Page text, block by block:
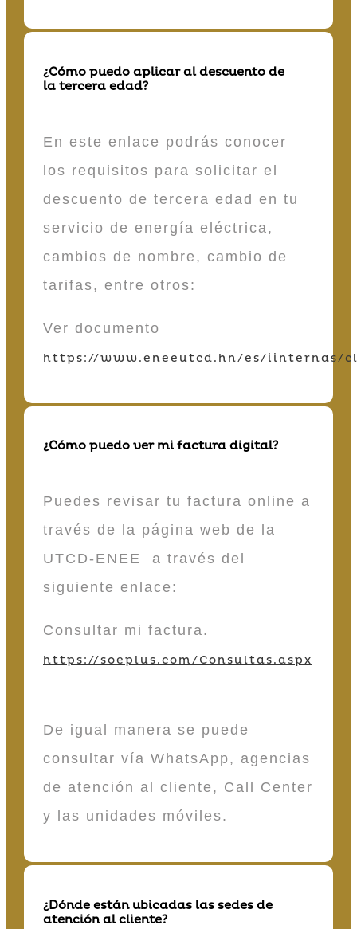
¿Cómo puedo aplicar al descuento de
la tercera edad?
En este enlace podrás conocer
los requisitos para solicitar el
descuento de tercera edad en tu
servicio de energía eléctrica,
cambios de nombre, cambio de
tarifas, entre otros:
Ver documento
https://www.eneeutcd.hn/es/iinternas/
¿Cómo puedo ver mi factura digital?
Puedes revisar tu factura online a
través de la página web de la
UTCD-ENEE a través del
siguiente enlace:
Consultar mi factura.
https://soeplus.com/Consultas.aspx
De igual manera se puede
consultar vía WhatsApp, agencias
de atención al cliente, Call Center
y las unidades móviles.
¿Dónde están ubicadas las sedes de
atención al cliente?